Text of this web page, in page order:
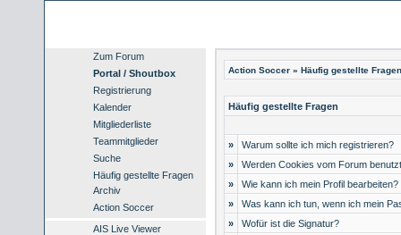
Zum Forum
Portal / Shoutbox
Registrierung
Kalender
Mitgliederliste
Teammitglieder
Suche
Häufig gestellte Fragen
Archiv
Action Soccer
AIS Live Viewer
Action Soccer » Häufig gestellte Fragen
Häufig gestellte Fragen
»
Warum sollte ich mich registrieren?
»
Werden Cookies vom Forum
»
Wie kann ich mein Profil bearbeiten?
»
Was kann ich tun, wenn ich mein
»
Wofür ist die Signatur?